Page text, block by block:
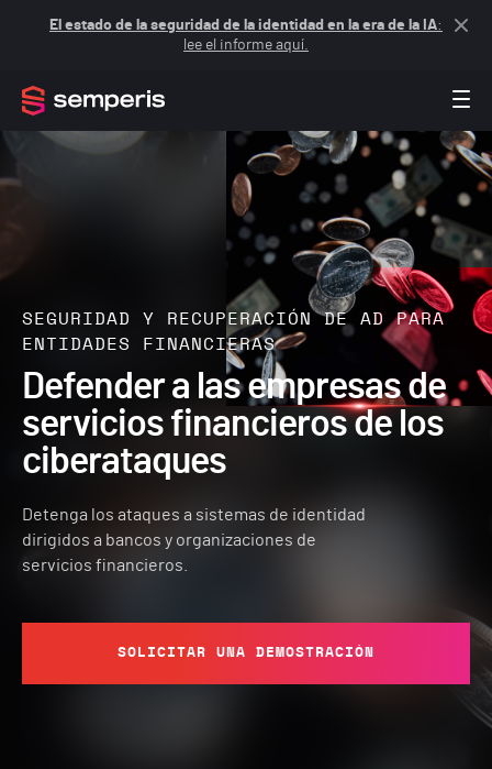
El estado de la seguridad de la identidad en la era de la IA:
lee el informe aquí.
SEGURIDAD Y RECUPERACIÓN DE AD PARA
ENTIDADES FINANCIERAS
Defender a las empresas de
servicios financieros de los
ciberataques
Detenga los ataques a sistemas de identidad
dirigidos a bancos y organizaciones de
servicios financieros.
SOLICITAR UNA DEMOSTRACIÓN